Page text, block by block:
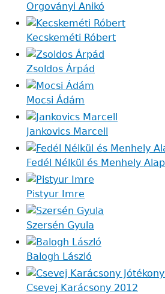
Orgoványi Anikó
Kecskeméti Róbert
Zsoldos Árpád
Mocsi Ádám
Jankovics Marcell
Fedél Nélkül és Menhely
Pistyur Imre
Szersén Gyula
Balogh László
Csevej Karácsony 2012